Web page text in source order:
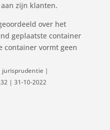
zijn klanten.
over het
geplaatste container
container vormt geen
jurisprudentie |
| 31-10-2022